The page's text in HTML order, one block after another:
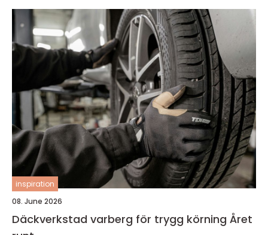
inspiration
08. June 2026
Däckverkstad varberg för trygg körning Året